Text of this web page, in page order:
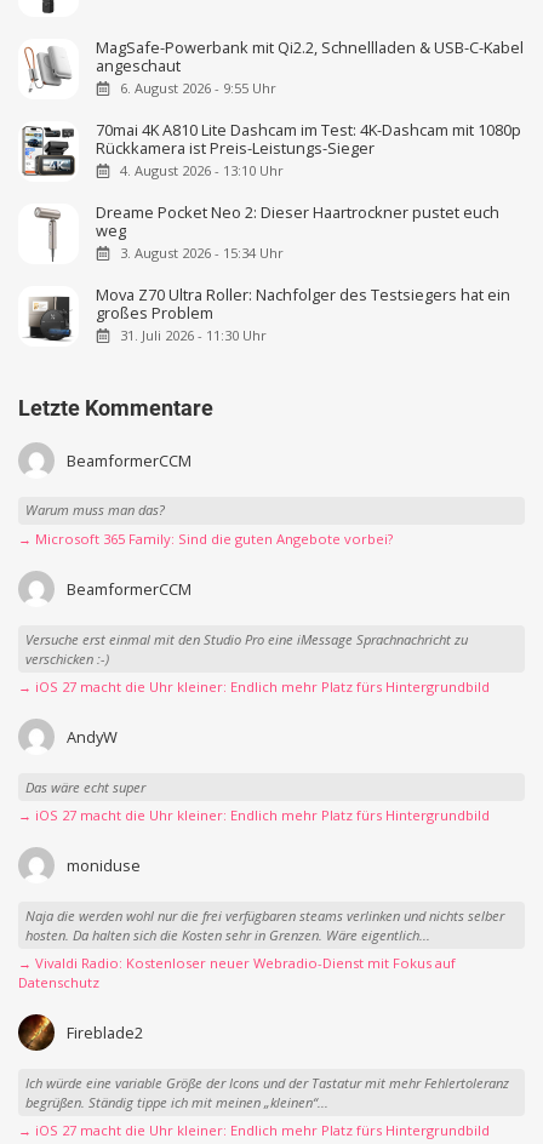
MagSafe-Powerbank mit Qi2.2, Schnellladen & USB-C-Kabel
angeschaut
6. August 2026 - 9:55 Uhr
70mai 4K A810 Lite Dashcam im Test: 4K-Dashcam mit 1080p
Rückkamera ist Preis-Leistungs-Sieger
4. August 2026 - 13:10 Uhr
Dreame Pocket Neo 2: Dieser Haartrockner pustet euch
weg
3. August 2026 - 15:34 Uhr
Mova Z70 Ultra Roller: Nachfolger des Testsiegers hat ein
großes Problem
31. Juli 2026 - 11:30 Uhr
Letzte Kommentare
BeamformerCCM
Warum muss man das?
→ Microsoft 365 Family: Sind die guten Angebote vorbei?
BeamformerCCM
Versuche erst einmal mit den Studio Pro eine iMessage Sprachnachricht zu
verschicken :-)
→ iOS 27 macht die Uhr kleiner: Endlich mehr Platz fürs Hintergrundbild
AndyW
Das wäre echt super
→ iOS 27 macht die Uhr kleiner: Endlich mehr Platz fürs Hintergrundbild
moniduse
Naja die werden wohl nur die frei verfügbaren steams verlinken und nichts selber
hosten. Da halten sich die Kosten sehr in Grenzen. Wäre eigentlich...
→ Vivaldi Radio: Kostenloser neuer Webradio-Dienst mit Fokus auf
Datenschutz
Fireblade2
Ich würde eine variable Größe der Icons und der Tastatur mit mehr Fehlertoleranz
begrüßen. Ständig tippe ich mit meinen „kleinen“...
→ iOS 27 macht die Uhr kleiner: Endlich mehr Platz fürs Hintergrundbild